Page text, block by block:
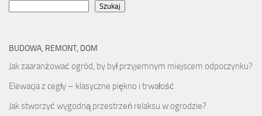
Szukaj
BUDOWA, REMONT, DOM
Jak zaaranżować ogród, by był przyjemnym miejscem odpoczynku?
Elewacja z cegły – klasyczne piękno i trwałość
Jak stworzyć wygodną przestrzeń relaksu w ogrodzie?